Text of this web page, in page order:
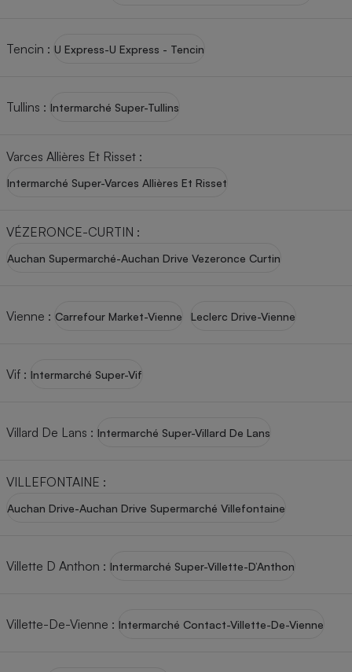
Tencin : U Express-U Express - Tencin
Tullins : Intermarché Super-Tullins
Varces Allières Et Risset :
Intermarché Super-Varces Allières Et Risset
VÉZERONCE-CURTIN :
Auchan Supermarché-Auchan Drive Vezeronce Curtin
Vienne : Carrefour Market-Vienne Leclerc Drive-Vienne
Vif : Intermarché Super-Vif
Villard De Lans : Intermarché Super-Villard De Lans
VILLEFONTAINE :
Auchan Drive-Auchan Drive Supermarché Villefontaine
Villette D Anthon : Intermarché Super-Villette-D’Anthon
Villette-De-Vienne : Intermarché Contact-Villette-De-Vienne